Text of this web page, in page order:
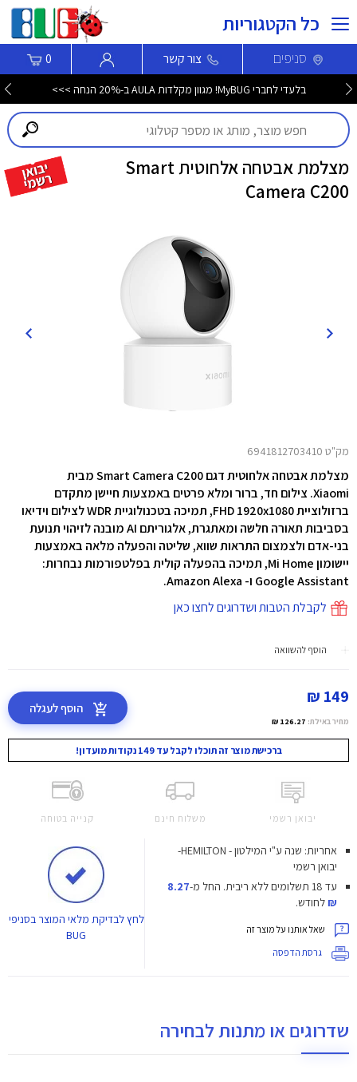
כל הקטגוריות
סניפים צור קשר 0
בלעדי לחברי MyBUG! מגוון מקלדות AULA ב-20% הנחה >>>
מצלמת אבטחה אלחוטית Smart
Camera C200
מק"ט 6941812703410
מצלמת אבטחה אלחוטית דגם Smart Camera C200 מבית
Xiaomi. צילום חד, ברור ומלא פרטים באמצעות חיישן מתקדם
ברזולוציית FHD 1920x1080
,
תמיכה בטכנולוגיית WDR לצילום וידיאו
בסביבות תאורה חלשה ומאתגרת,
אלגוריתם AI מובנה לזיהוי תנועת
בני-אדם ולצמצום התראות שווא,שליטה והפעלה מלאה באמצעות
יישומון Mi Home,
תמיכה בהפעלה קולית בפלטפורמות נבחרות:
Google Assistant ו- Amazon Alexa.
לקבלת הטבות ושדרוגים לחצו כאן
הוסף להשוואה
149 ₪
מחיר באילת: 126.27 ₪
הוסף לעגלה
ברכישת מוצר זה תוכלו לקבל עד 149 נקודות מועדון!
יבואן רשמי משלוח חינם קנייה בטוחה
אחריות: שנה ע"י המילטון - HEMILTON-
יבואן רשמי
עד 18 תשלומים ללא ריבית.
החל מ-8.27
₪לחודש.
שאל אותנו על מוצר זה
גרסת הדפסה
לחץלבדיקת מלאי המוצר בסניפי
BUG
שדרוגים או מתנות לבחירה